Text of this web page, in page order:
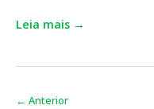
Leia mais →
← Anterior